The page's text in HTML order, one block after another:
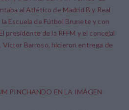
al Atlético de Madrid B y Real
Escuela de Fútbol Brunete y con
presidente de la RFFM y el concejal
Barroso, hicieron entrega de
PINCHANDO EN LA IMÁGEN